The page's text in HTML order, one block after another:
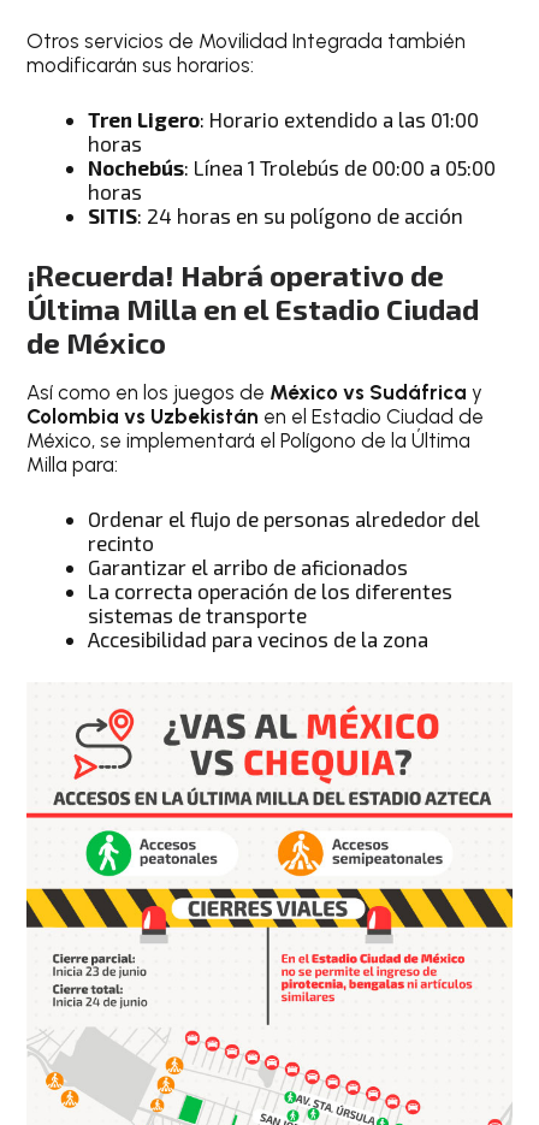
Otros servicios de Movilidad Integrada también
modificarán sus horarios:
Tren Ligero: Horario extendido a las 01:00
horas
Nochebús: Línea 1 Trolebús de 00:00 a 05:00
horas
SITIS: 24 horas en su polígono de acción
¡Recuerda! Habrá operativo de
Última Milla en el Estadio Ciudad
de México
Así como en los juegos de México vs Sudáfrica y
Colombia vs Uzbekistán en el Estadio Ciudad de
México, se implementará el Polígono de la Última
Milla para:
Ordenar el flujo de personas alrededor del
recinto
Garantizar el arribo de aficionados
La correcta operación de los diferentes
sistemas de transporte
Accesibilidad para vecinos de la zona